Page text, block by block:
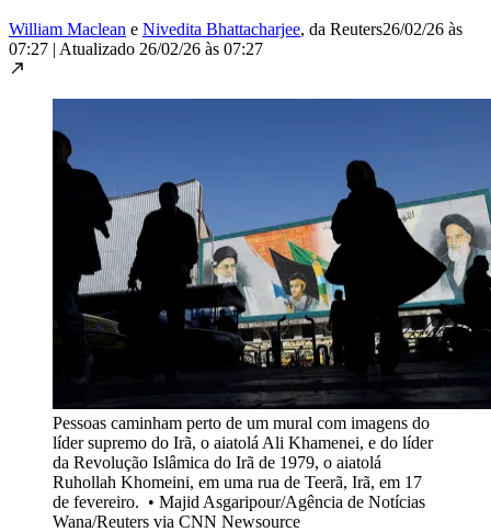
William Maclean e Nivedita Bhattacharjee, da Reuters26/02/26 às
07:27 | Atualizado 26/02/26 às 07:27
Pessoas caminham perto de um mural com imagens do
líder supremo do Irã, o aiatolá Ali Khamenei, e do líder
da Revolução Islâmica do Irã de 1979, o aiatolá
Ruhollah Khomeini, em uma rua de Teerã, Irã, em 17
de fevereiro. • Majid Asgaripour/Agência de Notícias
Wana/Reuters via CNN Newsource